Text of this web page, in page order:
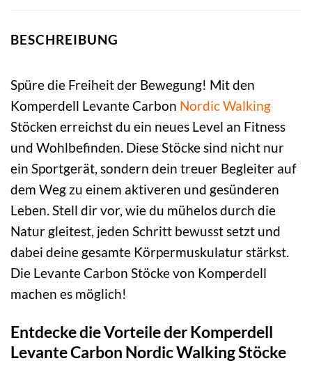
BESCHREIBUNG
Spüre die Freiheit der Bewegung! Mit den
Komperdell Levante Carbon Nordic Walking
Stöcken erreichst du ein neues Level an Fitness
und Wohlbefinden. Diese Stöcke sind nicht nur
ein Sportgerät, sondern dein treuer Begleiter auf
dem Weg zu einem aktiveren und gesünderen
Leben. Stell dir vor, wie du mühelos durch die
Natur gleitest, jeden Schritt bewusst setzt und
dabei deine gesamte Körpermuskulatur stärkst.
Die Levante Carbon Stöcke von Komperdell
machen es möglich!
Entdecke die Vorteile der Komperdell
Levante Carbon Nordic Walking Stöcke